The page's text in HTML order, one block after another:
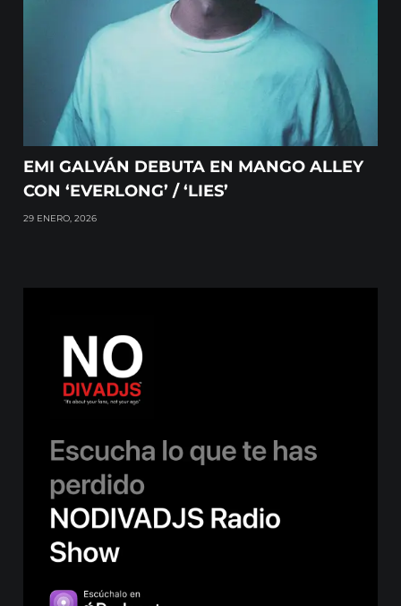
EMI GALVÁN DEBUTA EN MANGO ALLEY
CON ‘EVERLONG’ / ‘LIES’
29 ENERO, 2026